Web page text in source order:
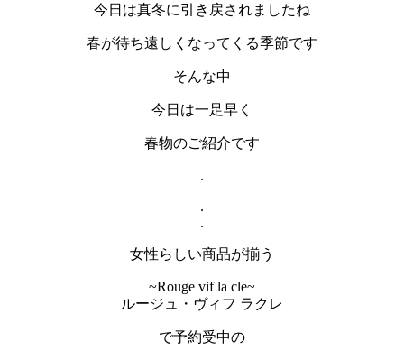
今日は真冬に引き戻されましたね
春が待ち遠しくなってくる季節です
そんな中
今日は一足早く
春物のご紹介です
.
.
.
女性らしい商品が揃う
~Rouge vif la cle~
ルージュ・ヴィフ ラクレ
で予約受中の